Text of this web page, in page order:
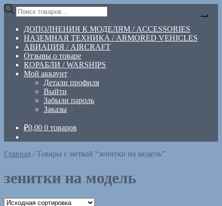
Перейти
навигации
Перейти
содержимому
Поиск
товаров
ДОПОЛНЕНИЯ К МОДЕЛЯМ / ACCESSORIES
НАЗЕМНАЯ ТЕХНИКА / ARMORED VEHICLES
АВИАЦИЯ / AIRCRAFT
Отзывы о товаре
КОРАБЛИ / WARSHIPS
Мой аккаунт
Детали профиля
Выйти
Забыли пароль
Заказы
₽0,00 0 товаров
Главная /Товары с меткой “зенитки на модель”
зенитки на модель